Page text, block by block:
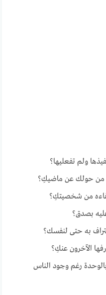
ولم تفعليها؟
من حولك عن ماضيكِ؟
من شخصيتكِ؟
بصدق؟
به حتى لنفسك؟
الآخرون عنكِ؟
رغم وجود الناس